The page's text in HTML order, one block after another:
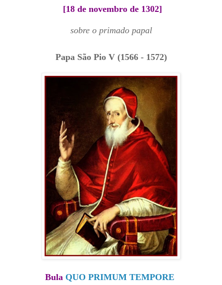
[18 de novembro de 1302]
sobre o primado papal
Papa São Pio V (1566 - 1572)
Bula QUO PRIMUM TEMPORE